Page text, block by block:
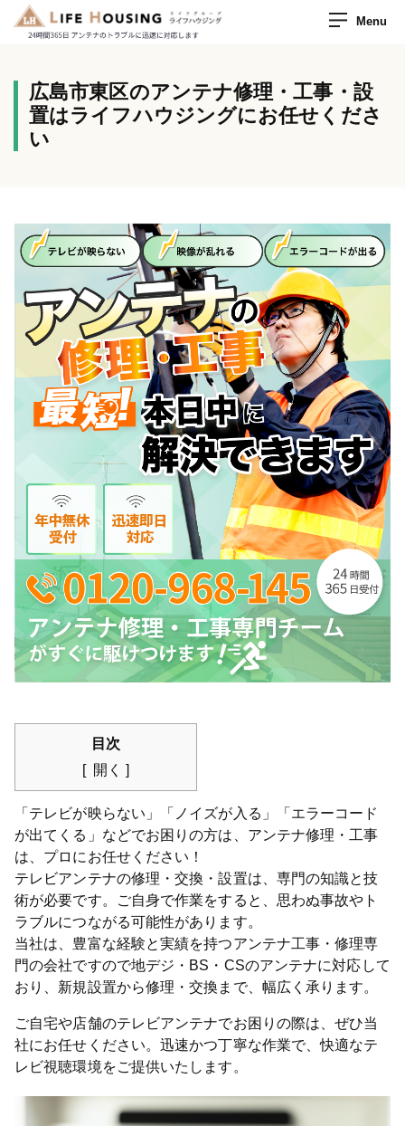
Menu
広島市東区のアンテナ修理・工事・設
置はライフハウジングにお任せくださ
い
目次
開く
「テレビが映らない」「ノイズが入る」「エラーコード
が出てくる」などでお困りの方は、アンテナ修理・工事
は、プロにお任せください！
テレビアンテナの修理・交換・設置は、専門の知識と技
術が必要です。ご自身で作業をすると、思わぬ事故やト
ラブルにつながる可能性があります。
当社は、豊富な経験と実績を持つアンテナ工事・修理専
門の会社ですので地デジ・BS・CSのアンテナに対応して
おり、新規設置から修理・交換まで、幅広く承ります。
ご自宅や店舗のテレビアンテナでお困りの際は、ぜひ当
社にお任せください。迅速かつ丁寧な作業で、快適なテ
レビ視聴環境をご提供いたします。